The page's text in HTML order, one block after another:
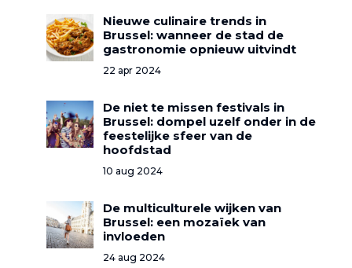
Nieuwe culinaire trends in
Brussel: wanneer de stad de
gastronomie opnieuw uitvindt
22 apr 2024
De niet te missen festivals in
Brussel: dompel uzelf onder in de
feestelijke sfeer van de
hoofdstad
10 aug 2024
De multiculturele wijken van
Brussel: een mozaïek van
invloeden
24 aug 2024